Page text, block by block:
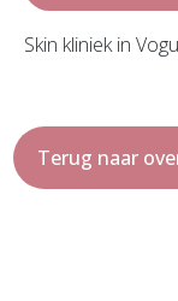
Skin kliniek in
Terug naar